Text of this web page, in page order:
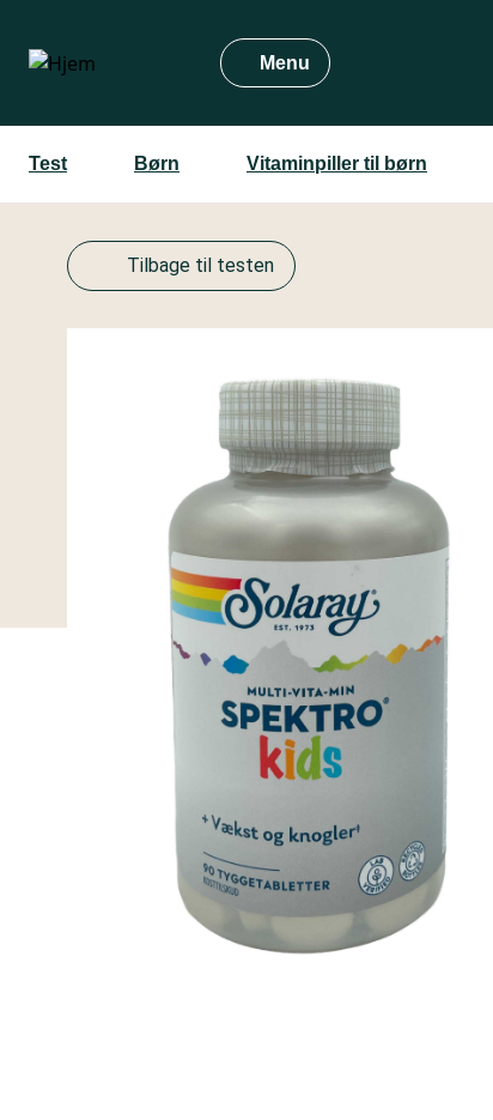
hovedindhold
Menu
Test Børn Vitaminpiller til børn
Tilbage til testen